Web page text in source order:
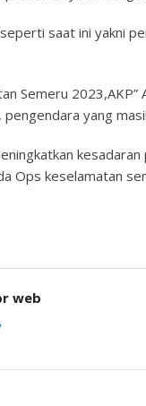
saat ini yakni
Semeru 2023,AKP”
yang
Ops keselamatan
web